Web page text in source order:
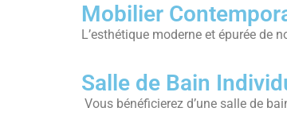
Mobilier
L’esthétique moderne et épurée de
Salle de Bain
Vous bénéficierez d’une salle de